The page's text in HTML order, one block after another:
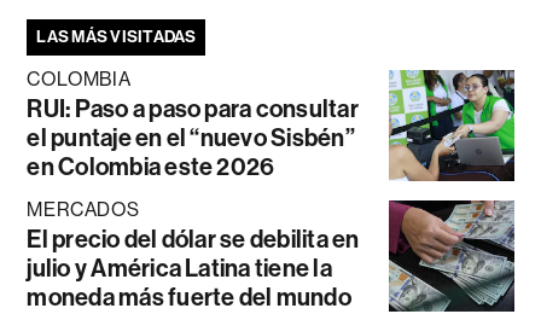
LAS MÁS VISITADAS
COLOMBIA
RUI: Paso a paso para consultar
el puntaje en el “nuevo Sisbén”
en Colombia este 2026
MERCADOS
El precio del dólar se debilita en
julio y América Latina tiene la
moneda más fuerte del mundo